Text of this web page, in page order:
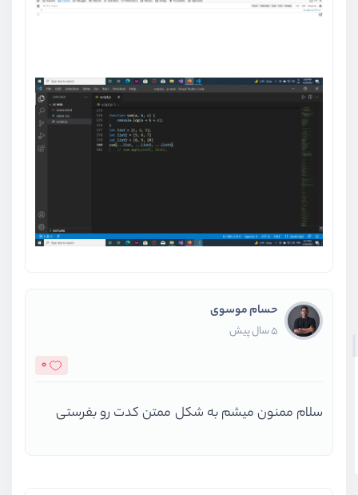
حسام موسوی
5 سال پیش
0
سلام ممنون میشم به شکل ممتن کدت رو بفرستی